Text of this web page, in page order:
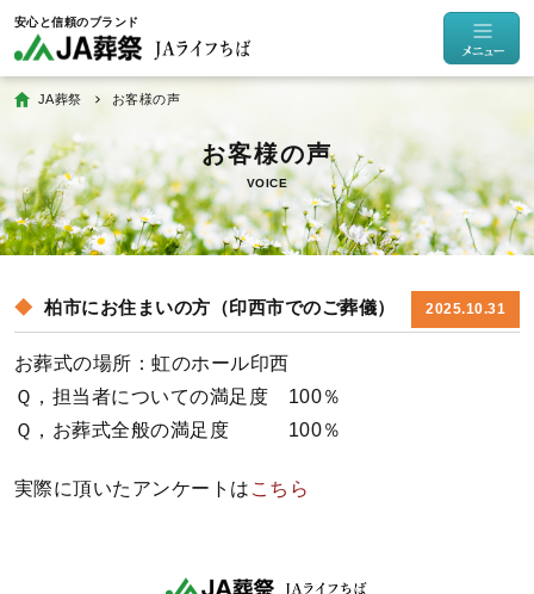
JA葬祭 お客様の声
VOICE
柏市にお住まいの方（印西市でのご葬儀） 2025.10.31
お葬式の場所：虹のホール印西
Ｑ，担当者についての満足度 100％
Ｑ，お葬式全般の満足度 100％
実際に頂いたアンケートは こちら